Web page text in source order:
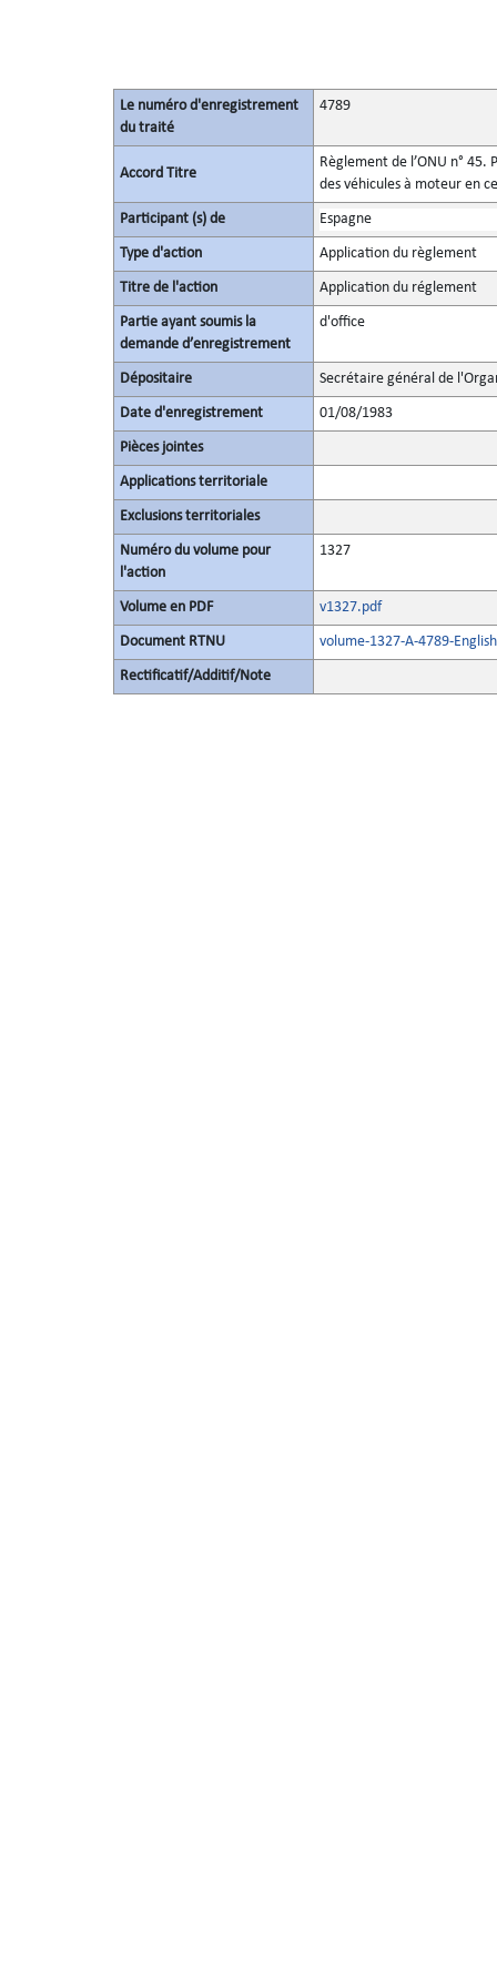
Le numéro d'enregistrement
du traité
4789
Accord Titre
Règlement de l’ONU n°
des véhicules à moteur en
Participant (s) de Espagne
Type d'action Application du règlement
Titre de l'action Application du réglement
Partie ayant soumis la
demande d’enregistrement
d'office
Dépositaire Secrétaire général de
Date d'enregistrement 01/08/1983
Pièces jointes
Applications territoriale
Exclusions territoriales
Numéro du volume pour
l'action
1327
Volume en PDF v1327.pdf
Document RTNU volume-1327-A-4789-
Rectificatif/Additif/Note